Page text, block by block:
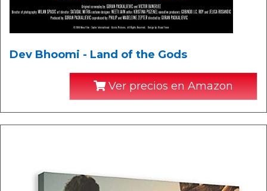
Dev Bhoomi - Land of the Gods
Ver precios en Amazon